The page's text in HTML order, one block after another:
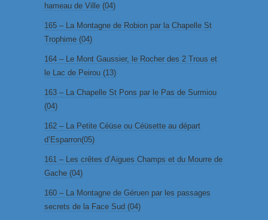
hameau de Ville (04)
165 – La Montagne de Robion par la Chapelle St
Trophime (04)
164 – Le Mont Gaussier, le Rocher des 2 Trous et
le Lac de Peirou (13)
163 – La Chapelle St Pons par le Pas de Surmiou
(04)
162 – La Petite Céüse ou Céüsette au départ
d’Esparron(05)
161 – Les crêtes d’Aigues Champs et du Mourre de
Gache (04)
160 – La Montagne de Géruen par les passages
secrets de la Face Sud (04)